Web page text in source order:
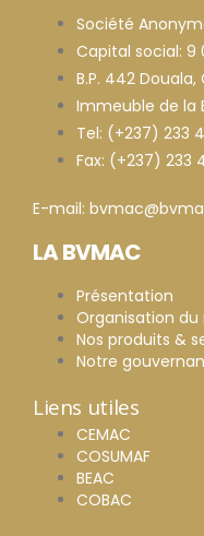
Société
Capital social: 9
B.P. 442
Immeuble de la
Tel: (+237) 233
Fax: (+237) 233
E-mail:
LA BVMAC
Présentation
Organisation
Nos produits &
Notre
Liens utiles
CEMAC
COSUMAF
BEAC
COBAC